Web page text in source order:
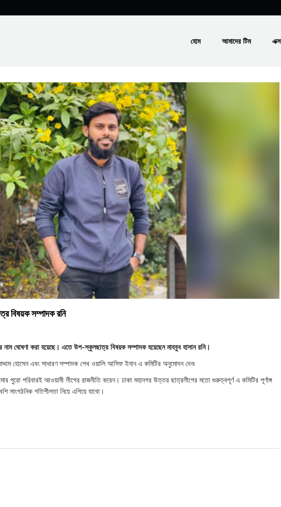
হোম আমাদের টিম
বিষয়ক সম্পাদক রনি
নাম ঘোষণা করা হয়েছে। এতে উপ-স্কুলছাত্র বিষয়ক সম্পাদক হয়েছেন মাহবুব হাসান রনি।
হোসেন এবং সাধারণ সম্পাদক শেখ ওয়ালি আসিফ ইনান এ কমিটির অনুমোদন দেন৷
পুরো পরিবারই আওয়ামী লীগের রাজনীতি করেন। ঢাকা মহানগর উত্তর ছাত্রলীগের মতো গুরুত্বপূর্ণ এ কমিটির পূর্ণাঙ্গ
সাংগঠনিক গতিশীলতা নিয়ে এগিয়ে যাবো।